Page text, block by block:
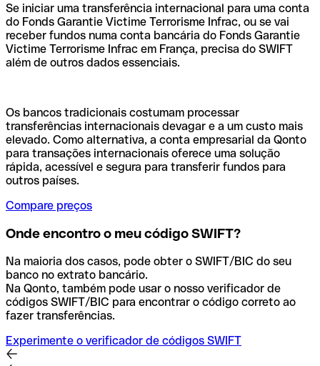
Se iniciar uma transferência internacional para uma conta
do Fonds Garantie Victime Terrorisme Infrac, ou se vai
receber fundos numa conta bancária do Fonds Garantie
Victime Terrorisme Infrac em França, precisa do SWIFT
além de outros dados essenciais.
Os bancos tradicionais costumam processar
transferências internacionais devagar e a um custo mais
elevado. Como alternativa, a conta empresarial da Qonto
para transações internacionais oferece uma solução
rápida, acessível e segura para transferir fundos para
outros países.
Compare preços
Onde encontro o meu código SWIFT?
Na maioria dos casos, pode obter o SWIFT/BIC do seu
banco no extrato bancário.
Na Qonto, também pode usar o nosso verificador de
códigos SWIFT/BIC para encontrar o código correto ao
fazer transferências.
Experimente o verificador de códigos SWIFT